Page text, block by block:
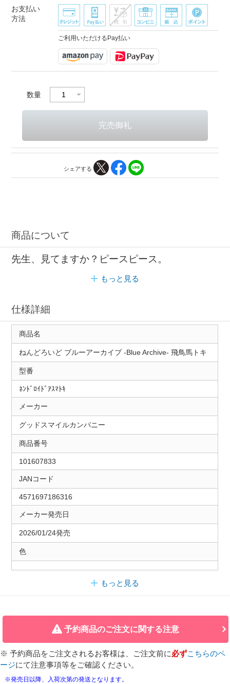
お支払い
方法
ご利用いただけるPay払い
数量
シェアする
商品について
先生、見てますか？ピースピース。
もっと見る
仕様詳細
商品名
ねんどろいど ブルーアーカイブ -Blue Archive- 飛鳥馬トキ
型番
ﾈﾝﾄﾞﾛｲﾄﾞｱｽﾏﾄｷ
メーカー
グッドスマイルカンパニー
商品番号
101607833
JANコード
4571697186316
メーカー発売日
2026/01/24発売
色
もっと見る
予約商品のご注文に関する注意
※ 予約商品をご注文されるお客様は、ご注文前に必ずこちらのペ
ージにて注意事項等をご確認ください。
※発売日以降、入荷次第の発送となります。